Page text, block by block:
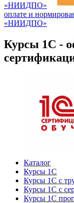
«НИИДПО»
оплате и
«НИИДПО»
Курсы 1С -
Каталог
Курсы 1С
Курсы 1С с
Курсы 1С с
Курсы 1С